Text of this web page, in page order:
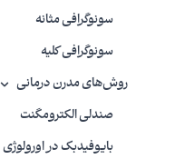
سونوگرافی مثانه
سونوگرافی کلیه
روش‌های مدرن درمانی
صندلی الکترومگنت
بایوفیدبک در اورولوژی
نازک شدن دیواره های واژن
کوتاه شدن و سفت شدن کانال
کمبود رطوبت واژن (خشکی
سوزش واژن (التهاب)